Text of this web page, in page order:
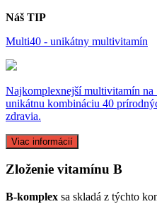
Náš TIP
Multi40 - unikátny multivitamín
Najkomplexnejší multivitamín na
unikátnu kombináciu 40
zdravia.
Viac informácií
Zloženie vitamínu B
B-komplex sa skladá z týchto